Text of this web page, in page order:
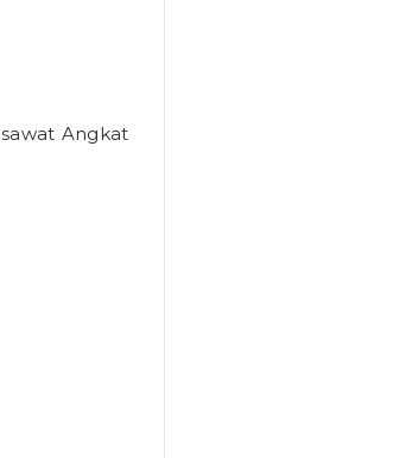
Angkat